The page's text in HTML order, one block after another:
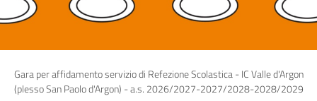
Gara per affidamento servizio di Refezione Scolastica - IC Valle d'Argon
(plesso San Paolo d'Argon) - a.s. 2026/2027-2027/2028-2028/2029